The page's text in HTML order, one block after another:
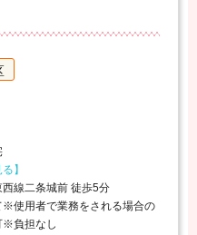
】
線二条城前 徒歩5分
使用者で業務をされる場合の
※負担なし